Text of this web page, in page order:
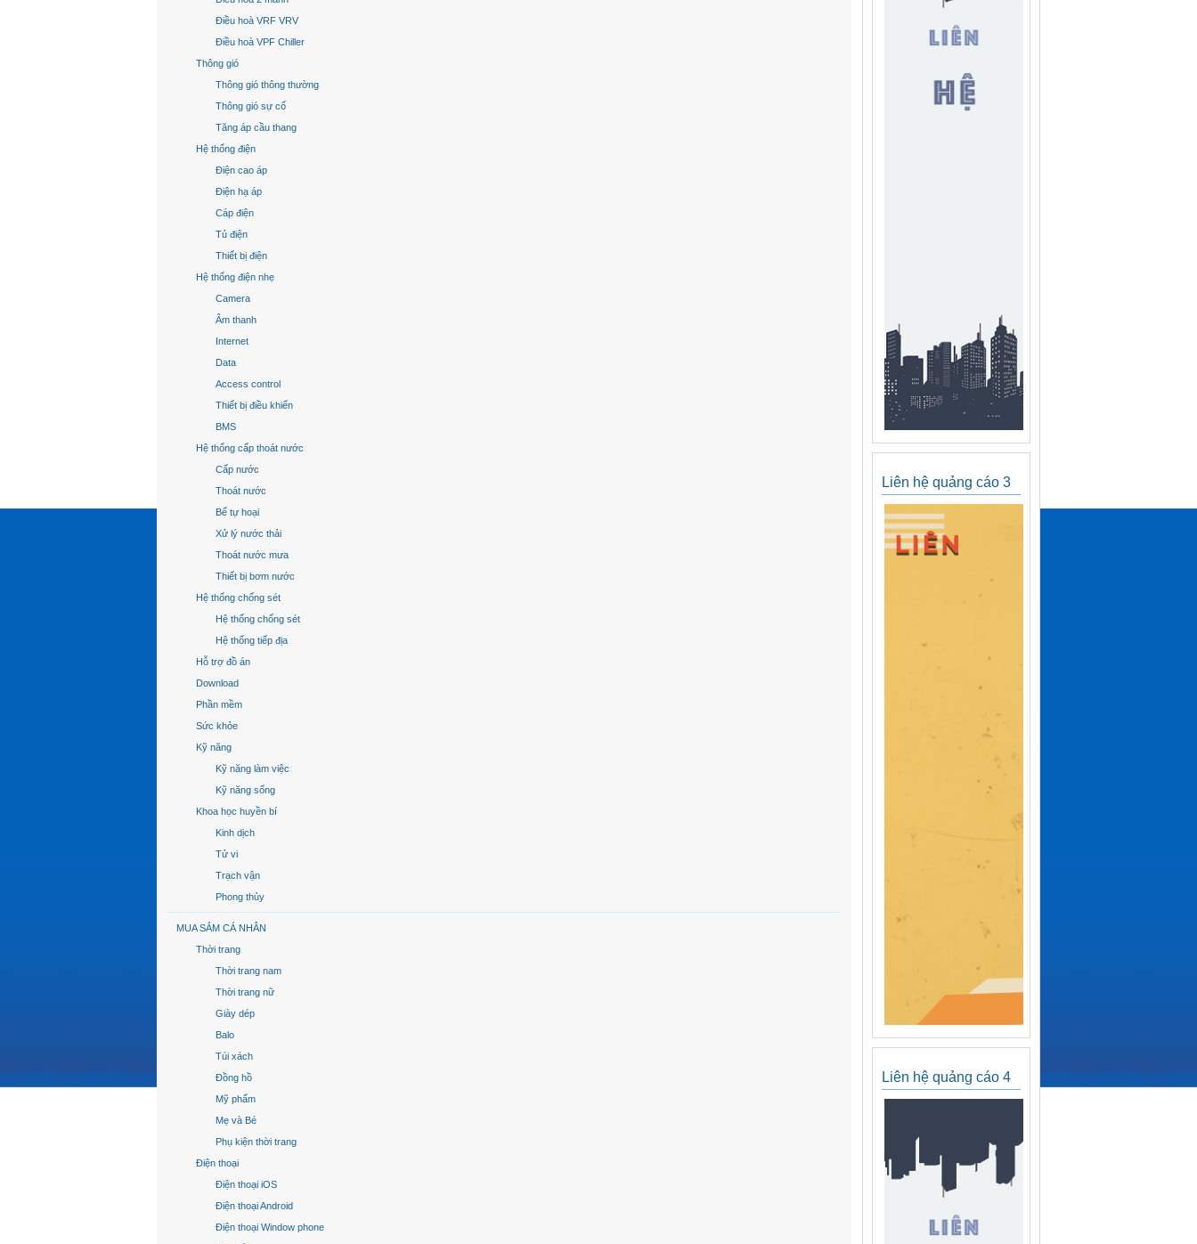
Điều hoà VRF VRV
Điều hoà VPF Chiller
Thông gió
Thông gió thông thường
Thông gió sự cố
Tăng áp cầu thang
Hệ thống điện
Điện cao áp
Điện hạ áp
Cáp điện
Tủ điện
Thiết bị điện
Hệ thống điện nhẹ
Camera
Âm thanh
Internet
Data
Access control
Thiết bị điều khiển
BMS
Hệ thống cấp thoát nước
Cấp nước
Thoát nước
Bể tự hoại
Xử lý nước thải
Thoát nước mưa
Thiết bị bơm nước
Hệ thống chống sét
Hệ thống chống sét
Hệ thống tiếp địa
Hỗ trợ đồ án
Download
Phần mềm
Sức khỏe
Kỹ năng
Kỹ năng làm việc
Kỹ năng sống
Khoa học huyền bí
Kinh dịch
Tử vi
Trạch vận
Phong thủy
MUA SẮM CÁ NHÂN
Thời trang
Thời trang nam
Thời trang nữ
Giày dép
Balo
Túi xách
Đồng hồ
Mỹ phẩm
Mẹ và Bé
Phụ kiện thời trang
Điện thoại
Điện thoại iOS
Điện thoại Android
Điện thoại Window phone
Liên hệ quảng cáo 3
Liên hệ quảng cáo 4